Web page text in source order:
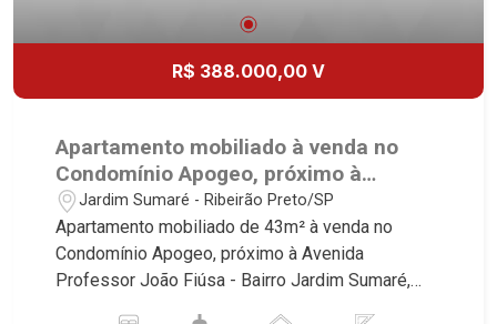
R$ 388.000,00 V
Apartamento mobiliado à venda no
Condomínio Apogeo, próximo à
Avenida Professor João Fiúsa -
Ribeirão Preto/SP.
Jardim Sumaré - Ribeirão Preto/SP
Apartamento mobiliado de 43m² à venda no
Condomínio Apogeo, próximo à Avenida
Professor João Fiúsa - Bairro Jardim Sumaré,